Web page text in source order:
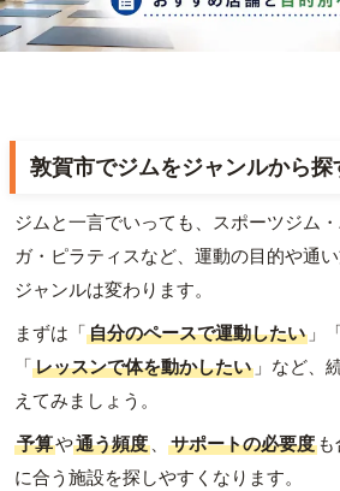
敦賀市でジムをジャンルから探
ジムと一言でいっても、スポーツジム
ガ・ピラティスなど、運動の目的や通
ジャンルは変わります。
まずは「自分のペースで運動したい 」
「レッスンで体を動かしたい 」など、
えてみましょう。
予算や通う頻度 、 サポートの必要度
に合う施設を探しやすくなります。